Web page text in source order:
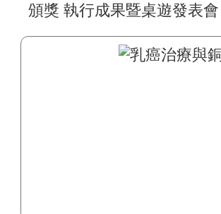
頒獎 執行成果暨桌遊發表會